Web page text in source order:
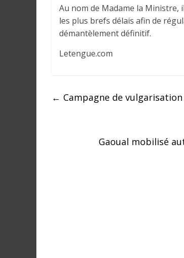
Au nom de Madame la
les plus brefs délais afin de
démantèlement définitif.
Letengue.com
← Campagne de
Gaoual mobilisé